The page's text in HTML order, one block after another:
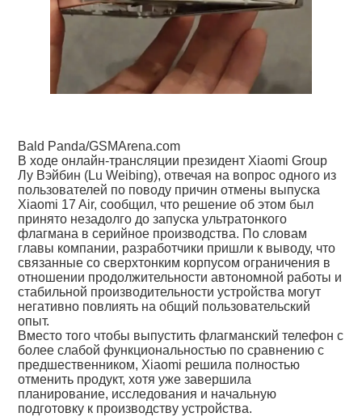
Bald Panda/GSMArena.com
В ходе онлайн-трансляции президент Xiaomi Group
Лу Вэйбин (Lu Weibing), отвечая на вопрос одного из
пользователей по поводу причин отмены выпуска
Xiaomi 17 Air, сообщил, что решение об этом был
принято незадолго до запуска ультратонкого
флагмана в серийное производства. По словам
главы компании, разработчики пришли к выводу, что
связанные со сверхтонким корпусом ограничения в
отношении продолжительности автономной работы и
стабильной производительности устройства могут
негативно повлиять на общий пользовательский
опыт.
Вместо того чтобы выпустить флагманский телефон с
более слабой функциональностью по сравнению с
предшественником, Xiaomi решила полностью
отменить продукт, хотя уже завершила
планирование, исследования и начальную
подготовку к производству устройства.